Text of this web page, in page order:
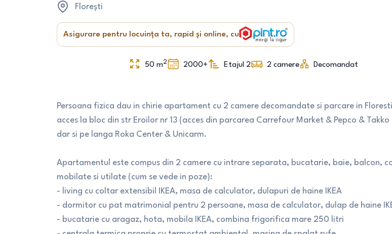
Florești
Asigurare pentru locuința ta, rapid și online, cu
50 m2 2000+ Etajul 2 2 camere Decomandat
Persoana fizica dau in chirie apartament cu 2 camere decomandate si parcare in
acces la bloc din str Eroilor nr 13 (acces din parcarea Carrefour Market & Pepco & Takko
dar si pe langa Roka Center & Unicarm.
Apartamentul este compus din 2 camere cu intrare separata, bucatarie, baie, balcon,
mobilate si utilate (cum se vede in poze):
- living cu coltar extensibil IKEA, masa de calculator, dulapuri de haine IKEA
- dormitor cu pat matrimonial pentru 2 persoane, masa de calculator, dulap de haine
- bucatarie cu aragaz, hota, mobila IKEA, combina frigorifica mare 250 litri